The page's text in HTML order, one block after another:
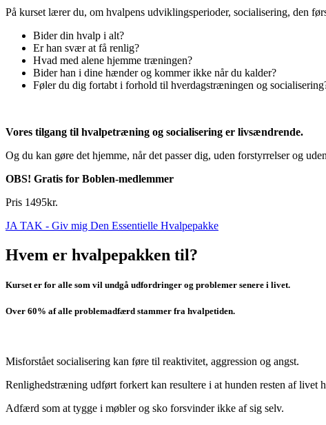
På kurset lærer du, om hvalpens udviklingsperioder, socialisering, den
Bider din hvalp i alt?
Er han svær at få renlig?
Hvad med alene hjemme træningen?
Bider han i dine hænder og kommer ikke når du kalder?
Føler du dig fortabt i forhold til hverdagstræningen og
Vores tilgang til hvalpetræning og socialisering er livsændrende.
Og du kan gøre det hjemme, når det passer dig, uden forstyrrelser og
OBS! Gratis for Boblen-medlemmer
Pris 1495kr.
JA TAK - Giv mig Den Essentielle Hvalpepakke
Hvem er hvalpepakken til?
Kurset er for alle som vil undgå udfordringer og problemer senere i livet.
Over 60% af alle problemadfærd stammer fra hvalpetiden.
Misforstået socialisering kan føre til reaktivitet, aggression og angst.
Renlighedstræning udført forkert kan resultere i at hunden resten af livet
Adfærd som at tygge i møbler og sko forsvinder ikke af sig selv.